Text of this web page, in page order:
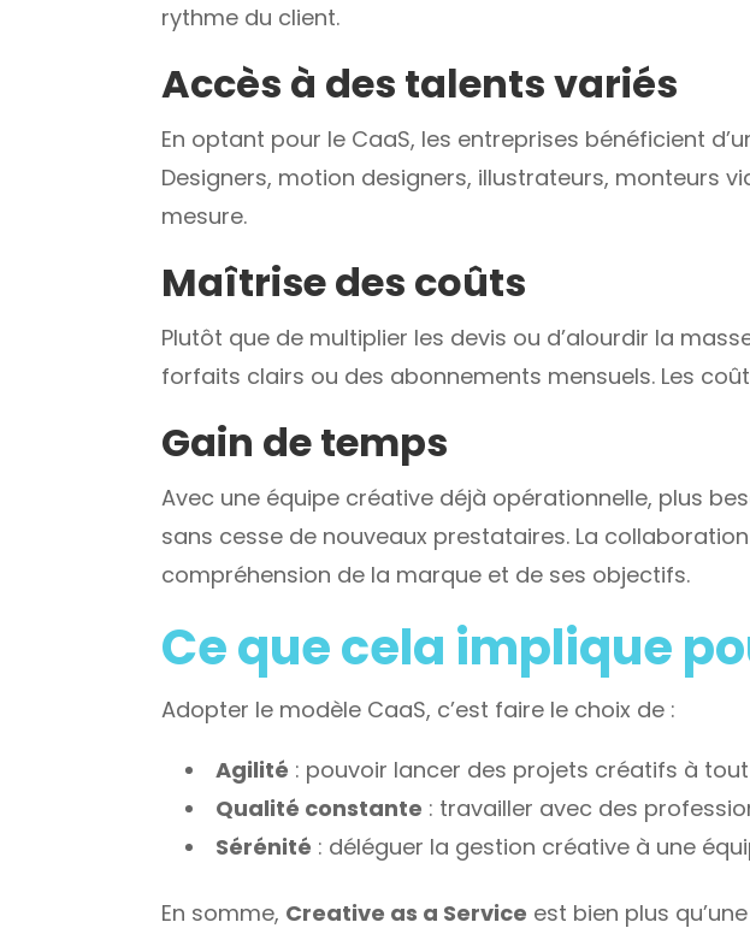
rythme du client.
Accès à des talents variés
En optant pour le CaaS, les entreprises bénéficient
Designers, motion designers, illustrateurs, monteurs
mesure.
Maîtrise des coûts
Plutôt que de multiplier les devis ou d’alourdir la
forfaits clairs ou des abonnements mensuels. Les
Gain de temps
Avec une équipe créative déjà opérationnelle, plus
sans cesse de nouveaux prestataires. La
compréhension de la marque et de ses objectifs.
Ce que cela implique
Adopter le modèle CaaS, c’est faire le choix de :
Agilité : pouvoir lancer des projets créatifs à
Qualité constante : travailler avec des
Sérénité : déléguer la gestion créative à une
En somme, Creative as a Service est bien plus